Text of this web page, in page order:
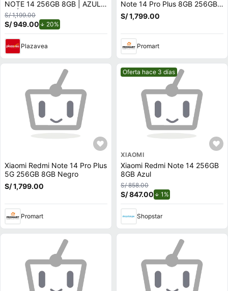
NOTE 14 256GB 8GB | AZUL
OCÉANO
S/ 1,199.00
S/ 949.00 20%
Plazavea
Note 14 Pro Plus 8GB 256GB
5G Negro
S/ 1,799.00
Promart
Xiaomi Redmi Note 14 Pro Plus
5G 256GB 8GB Negro
S/ 1,799.00
Promart
Mejor precio.
Oferta hace 3 días
XIAOMI
Xiaomi Redmi Note 14 256GB
8GB Azul
S/ 858.00
S/ 847.00 1%
Shopstar